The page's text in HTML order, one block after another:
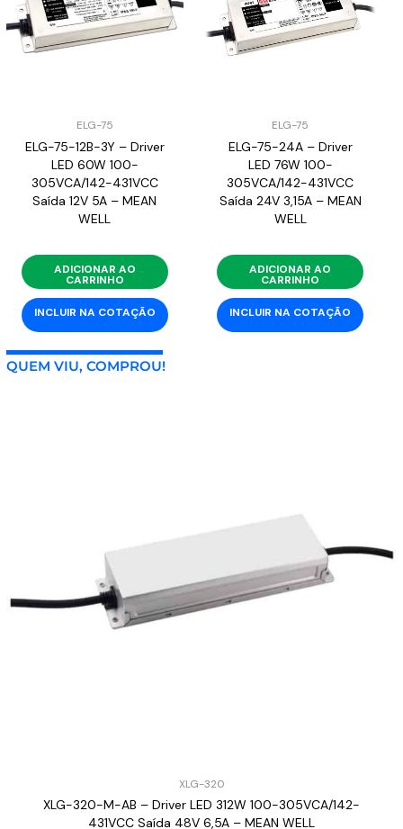
ELG-75
ELG-75-12B-3Y – Driver
LED 60W 100-
305VCA/142-431VCC
Saída 12V 5A – MEAN
WELL
ADICIONAR AO
CARRINHO
INCLUIR NA COTAÇÃO
ELG-75
ELG-75-24A – Driver
LED 76W 100-
305VCA/142-431VCC
Saída 24V 3,15A – MEAN
WELL
ADICIONAR AO
CARRINHO
INCLUIR NA COTAÇÃO
QUEM VIU, COMPROU!
XLG-320
XLG-320-M-AB – Driver LED 312W 100-305VCA/142-
431VCC Saída 48V 6,5A – MEAN WELL